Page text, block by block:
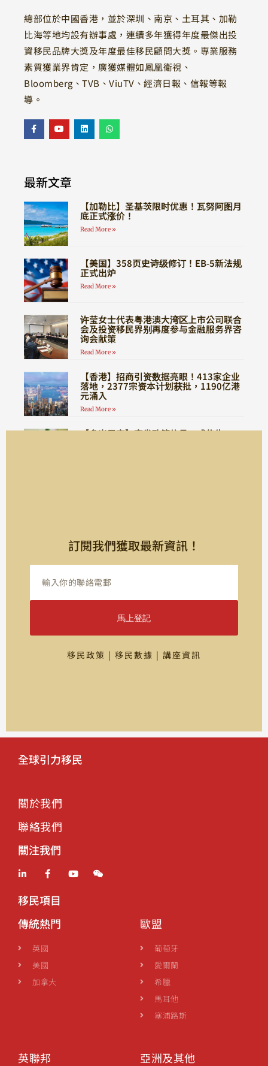
總部位於中國香港，並於深圳、南京、土耳其、加勒
比海等地均設有辦事處，連續多年獲得年度最傑出投
資移民品牌大獎及年度最佳移民顧問大獎。專業服務
素質獲業界肯定，廣獲媒體如鳳凰衛視、
Bloomberg、TVB、ViuTV、經濟日報、信報等報
導。
最新文章
【加勒比】圣基茨限时优惠！瓦努阿图月
底正式涨价！
Read More »
【美国】358页史诗级修订！EB-5新法规
正式出炉
Read More »
许莹女士代表粤港澳大湾区上市公司联合
会及投资移民界别再度参与金融服务界咨
询会献策
Read More »
【香港】招商引资数据亮眼！413家企业
落地，2377宗资本计划获批，1190亿港
元涌入
Read More »
【多米尼克】突发政策信号，或将告
訂閱我們獲取最新資訊！
馬上登記
移民政策 | 移民數據 | 講座資訊
全球引力移民
關於我們
聯絡我們
關注我們
移民項目
傳統熱門
英國
美國
加拿大
歐盟
葡萄牙
愛爾蘭
希臘
馬耳他
塞浦路斯
英聯邦 亞洲及其他